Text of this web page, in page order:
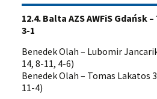
12.4. Balta AZS AWFiS Gdańsk
3-1
Benedek Olah – Lubomir
14, 8-11, 4-6)
Benedek Olah – Tomas Lakatos
11-4)